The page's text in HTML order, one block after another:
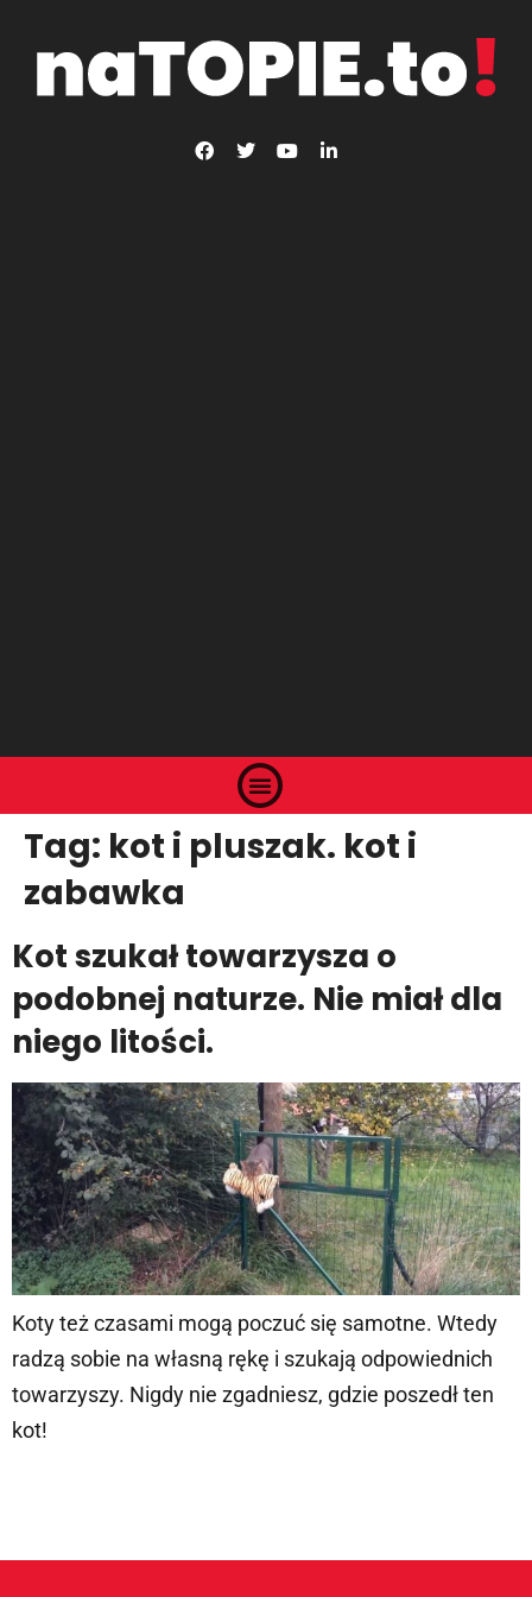
Tag: kot i pluszak. kot i
zabawka
Kot szukał towarzysza o
podobnej naturze. Nie miał dla
niego litości.
Koty też czasami mogą poczuć się samotne. Wtedy
radzą sobie na własną rękę i szukają odpowiednich
towarzyszy. Nigdy nie zgadniesz, gdzie poszedł ten
kot!